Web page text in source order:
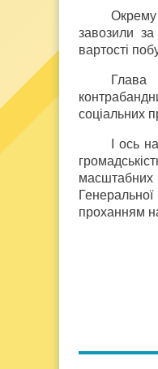
Окрему
завозили
вартості
Глава
соціальних
І ось
масштабних
проханням